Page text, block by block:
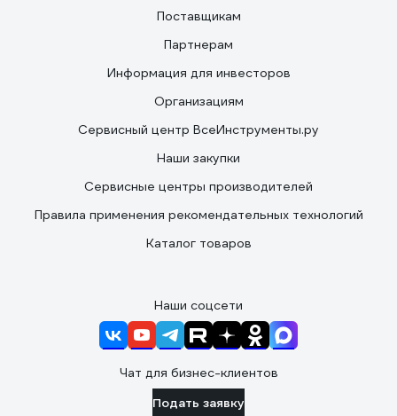
Поставщикам
Партнерам
Информация для инвесторов
Организациям
Сервисный центр ВсеИнструменты.ру
Наши закупки
Сервисные центры производителей
Правила применения рекомендательных технологий
Каталог товаров
Наши соцсети
Чат для бизнес-клиентов
Подать заявку